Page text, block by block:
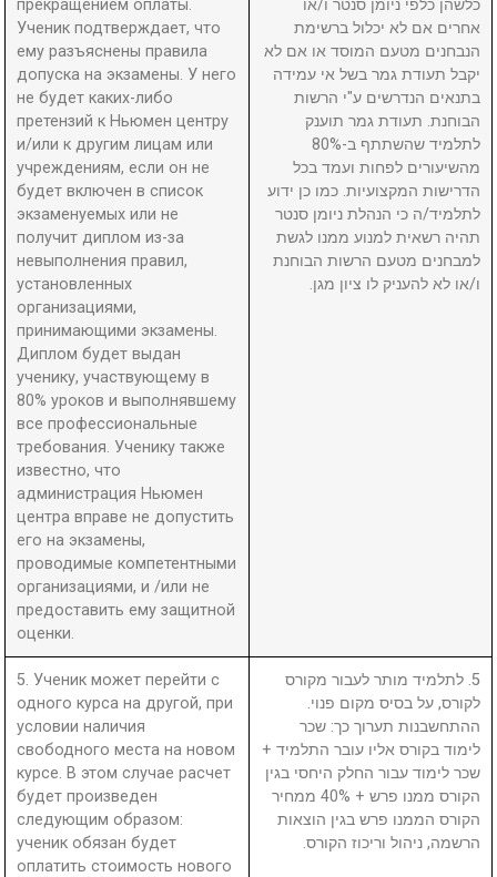
прекращением оплаты.
Ученик подтверждает, что
ему разъяснены правила
допуска на экзамены. У него
не будет каких-либо
претензий к Ньюмен центру
и/или к другим лицам или
учреждениям, если он не
будет включен в список
экзаменуемых или не
получит диплом из-за
невыполнения правил,
установленных
организациями,
принимающими экзамены.
Диплом будет выдан
ученику, участвующему в
80% уроков и выполнявшему
все профессиональные
требования. Ученику также
известно, что
администрация Ньюмен
центра вправе не допустить
его на экзамены,
проводимые компетентными
организациями, и /или не
предоставить ему защитной
оценки.
כלשהן כלפי ניומן סנטר ו/או
אחרים אם לא יכלול ברשימת
הנבחנים מטעם המוסד או אם לא
יקבל תעודת גמר בשל אי עמידה
בתנאים הנדרשים ע"י הרשות
הבוחנת. תעודת גמר תוענק
לתלמיד שהשתתף ב-80%
מהשיעורים לפחות ועמד בכל
הדרישות המקצועיות. כמו כן ידוע
לתלמיד/ה כי הנהלת ניומן סנטר
תהיה רשאית למנוע ממנו לגשת
למבחנים מטעם הרשות הבוחנת
ו/או לא להעניק לו ציון מגן.
5. Ученик может перейти с
одного курса на другой, при
условии наличия
свободного места на новом
курсе. В этом случае расчет
будет произведен
следующим образом:
ученик обязан будет
оплатить стоимость нового
5. לתלמיד מותר לעבור מקורס
לקורס, על בסיס מקום פנוי.
ההתחשבנות תערוך כך: שכר
לימוד בקורס אליו עובר התלמיד +
שכר לימוד עבור החלק היחסי בגין
הקורס ממנו פרש + 40% ממחיר
הקורס הממנו פרש בגין הוצאות
הרשמה, ניהול וריכוז הקורס.